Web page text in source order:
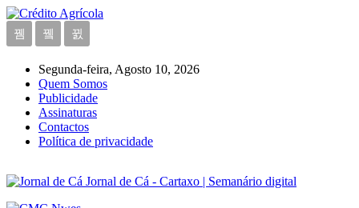
Segunda-feira, Agosto 10, 2026
Quem Somos
Publicidade
Assinaturas
Contactos
Política de privacidade
Jornal de Cá - Cartaxo | Semanário digital